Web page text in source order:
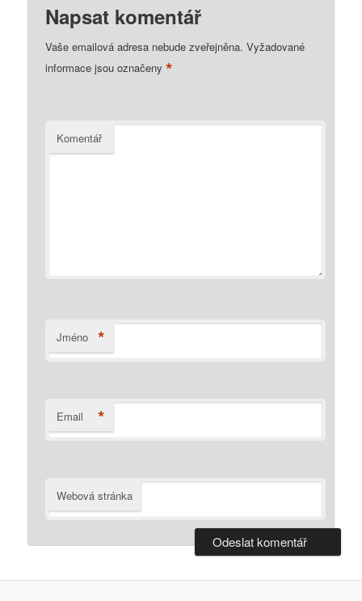
Napsat komentář
Vaše emailová adresa nebude zveřejněna. Vyžadované
informace jsou označeny*
Komentář
Jméno *
Email *
Webová stránka